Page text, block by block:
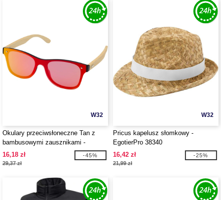
W32
Okulary przeciwsłoneczne Tan z
bambusowymi zausznikami -
EgotierPro 127050
16,18 zł
29,37 zł
-45%
W32
Pricus kapelusz słomkowy -
EgotierPro 38340
16,42 zł
21,99 zł
-25%